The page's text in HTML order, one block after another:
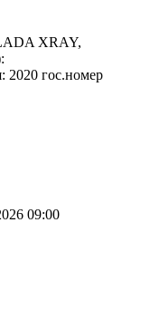
XRAY,
2020 гос.номер
09:00